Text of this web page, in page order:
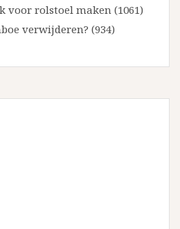
voor rolstoel maken (1061)
verwijderen? (934)